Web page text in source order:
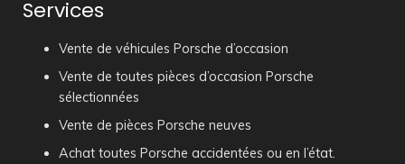
Services
Vente de véhicules Porsche d’occasion
Vente de toutes pièces d’occasion Porsche
sélectionnées
Vente de pièces Porsche neuves
Achat toutes Porsche accidentées ou en l’état.